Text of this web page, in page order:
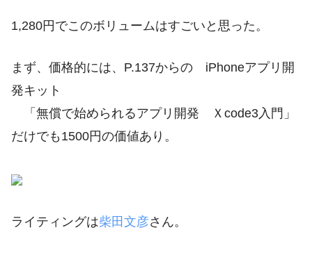
1,280円でこのボリュームはすごいと思った。
まず、価格的には、P.137からの iPhoneアプリ開
発キット
「無償で始められるアプリ開発 Ｘcode3入門」
だけでも1500円の価値あり。
ライティングは柴田文彦さん。